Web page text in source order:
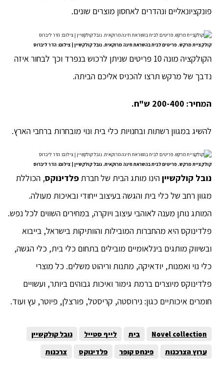
פונקציונאליים ונהדרים לאחסון מוצרים שונים.
קולקציית מרקש. פריטים לבית בהשראת חינה מרוקאית. נובל קולקשיין | צילום: הדר ליברוס
הקולקציה מונה 10 פריטים שניתן לרכוש בנפרד וכך לבחור איזה
נדבך של מרקש תרצו להכניס אליכם הביתה.
המחיר: 200-400 ש"ח.
להשיג במגוון רשתות ובחנויות כלי בית ונוי מובחרות ברחבי הארץ.
קולקציית מרקש. פריטים לבית בהשראת חינה מרוקאית. נובל קולקשיין | צילום: הדר ליברוס
נובל קולקשייןהינו מותג הבית של חברת פלדינוקס, הכוללת
מגוון רחב של כלי בית והגשה בעיצוב ייחודי ובאיכות מעולה.
המותג נותן מענה לאוהבי עיצוב ויוקרה, במחירים השווים לכל נפש.
פלדינוקס היא מהחברות המובילות והוותיקות בישראל, בייבוא
ובשיווק מותגים בינלאומיים מובילים בתחום כלי בית, כלי הגשה,
כלי נוי ואמנות, יודאיקה, מתנות וריהוט משלים. כל מוצרי
פלדינוקס מיוצרים ברמת גימור ואיכות גבוהים ביותר, ועשויים
חומרים איכותיים כגון: נירוסטה, קריסטל, פורצלן, פיוטר, עץ ועוד.
Novel collection בית לייף סטייל
נובל קולקשיין
ערוץ הצרכנות
פינחס קופר פלדינוקס צרכנות